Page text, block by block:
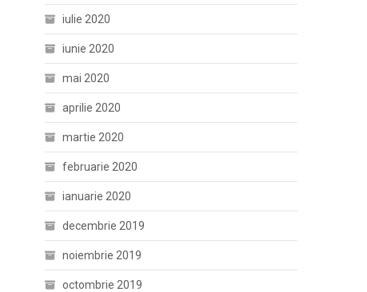
iulie 2020
iunie 2020
mai 2020
aprilie 2020
martie 2020
februarie 2020
ianuarie 2020
decembrie 2019
noiembrie 2019
octombrie 2019